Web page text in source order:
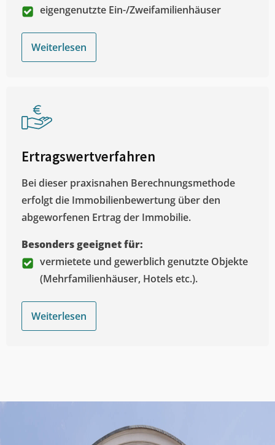
eigengenutzte Ein-/Zweifamilienhäuser
Weiterlesen
Ertragswertverfahren
Bei dieser praxisnahen Berechnungsmethode
erfolgt die Immobilienbewertung über den
abgeworfenen Ertrag der Immobilie.
Besonders geeignet für:
vermietete und gewerblich genutzte Objekte
(Mehrfamilienhäuser, Hotels etc.).
Weiterlesen